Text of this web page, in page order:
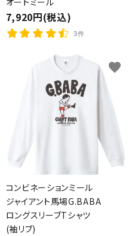
7,920円(税込)
3件
コンビネーションミール
ジャイアント馬場G.BABA
ロングスリーブTシャツ
(袖リブ)
favorite